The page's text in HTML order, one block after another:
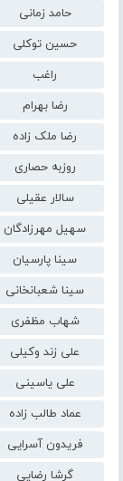
حامد زمانی
حسین توکلی
راغب
رضا بهرام
رضا ملک زاده
روزبه حصاری
سالار عقیلی
سهیل مهرزادگان
سینا پارسیان
سینا شعبانخانی
شهاب مظفری
علی زند وکیلی
علی یاسینی
عماد طالب زاده
فریدون آسرایی
گرشا رضایی